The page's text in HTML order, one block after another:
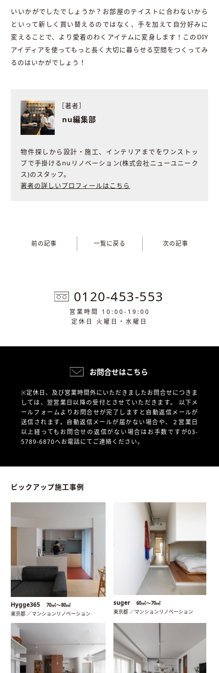
いいかがでしたでしょうか？お部屋のテイストに合わないから
といって新しく買い替えるのではなく、手を加えて自分好みに
変えることで、より愛着のわくアイテムに変身します！このDIY
アイディアを使ってもっと長く大切に暮らせる空間をつくってみ
るのはいかがでしょう！
［著者］
nu編集部
物件探しから設計・施工、インテリアまでをワンストッ
プで手掛けるnuリノベーション(株式会社ニューユニーク
ス)のスタッフ。
著者の詳しいプロフィールはこちら
前の記事 一覧に戻る 次の記事
0120-453-553
営業時間 10:00-19:00
定休日 火曜日・水曜日
お問合せはこちら
※定休日、及び営業時間外にいただきましたお問合せにつきま
しては、翌営業日以降の受付とさせていただきます。 以下メ
ールフォームよりお問合せが完了しますと自動返信メールが
送信されます。自動返信メールが届かない場合や、
２営業日
以上経ってもお問合せの返信がない場合はお手数ですが03-
5789-6870へお電話にてご連絡ください。
ピックアップ施工事例
Hygge365 70㎡〜80㎡
東京都 ／マンションリノベーション
suger 60㎡〜70㎡
東京都 ／マンションリノベーション